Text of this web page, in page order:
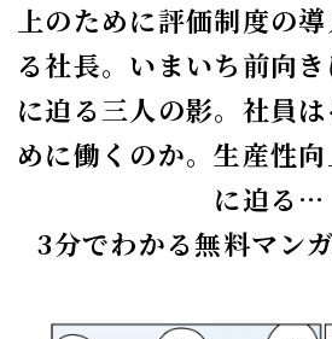
上のために評価制度の
る社長。いまいち前向
に迫る三人の影。社員
めに働くのか。生産性
に迫る…
3分でわかる無料マン